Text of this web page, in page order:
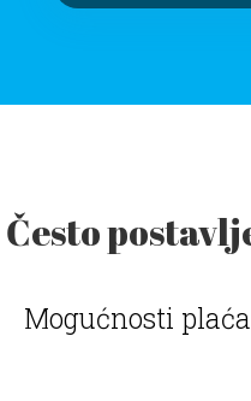
Često
Mogućnosti